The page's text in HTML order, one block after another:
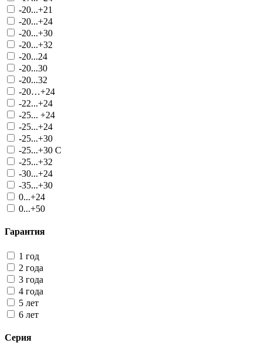
-20...+21
-20...+24
-20...+30
-20...+32
-20...24
-20...30
-20...32
-20…+24
-22...+24
-25... +24
-25...+24
-25...+30
-25...+30 С
-25...+32
-30...+24
-35...+30
0...+24
0...+50
Гарантия
1 год
2 года
3 года
4 года
5 лет
6 лет
Серия